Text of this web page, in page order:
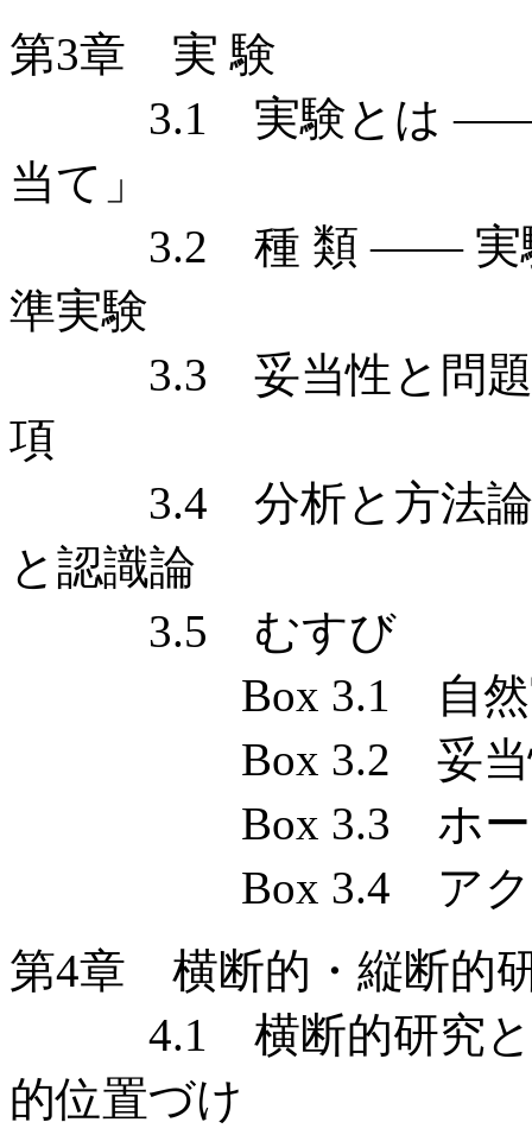
第3章 実 験
3.1 実験とは —— 定
当て」
3.2 種 類 —— 実験
準実験
3.3 妥当性と問題
項
3.4 分析と方法論
と認識論
3.5 むすび
Box 3.1 自然
Box 3.2 妥当
Box 3.3 ホーソン
Box 3.4 アクシ
第4章 横断的・縦断的
4.1 横断的研究と
的位置づけ